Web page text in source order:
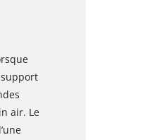
air. Le